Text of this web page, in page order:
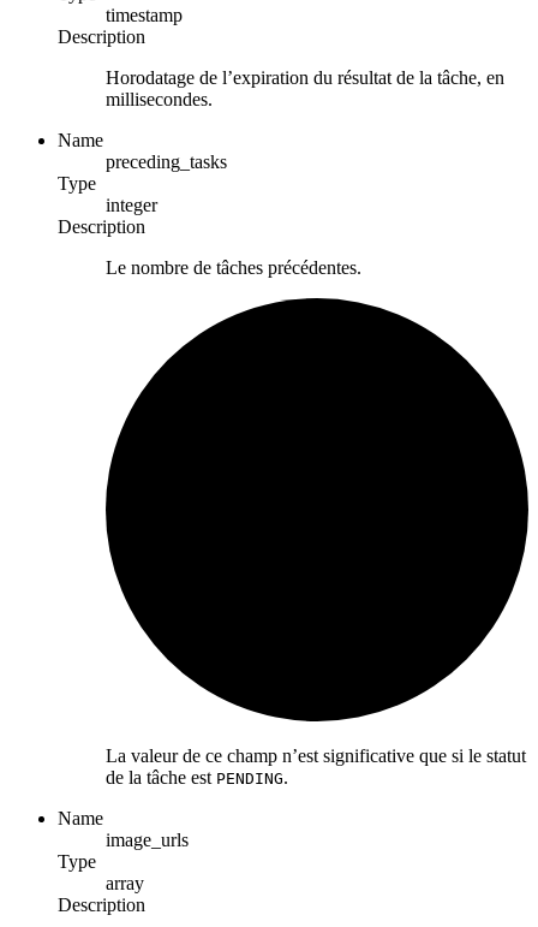
timestamp
Description
Horodatage de l’expiration du résultat de la tâche, en
millisecondes.
Name
preceding_tasks
Type
integer
Description
Le nombre de tâches précédentes.
La valeur de ce champ n’est significative que si le statut
de la tâche est PENDING.
Name
image_urls
Type
array
Description